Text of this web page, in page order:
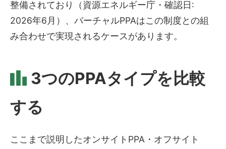
整備されており（資源エネルギー庁・確認日:
2026年6月）、バーチャルPPAはこの制度との組
み合わせで実現されるケースがあります。
3つのPPAタイプを比較
する
ここまで説明したオンサイトPPA・オフサイト